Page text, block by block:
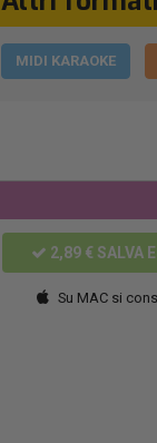
MIDI KARAOKE
2,89 €SALVA
Su MAC si